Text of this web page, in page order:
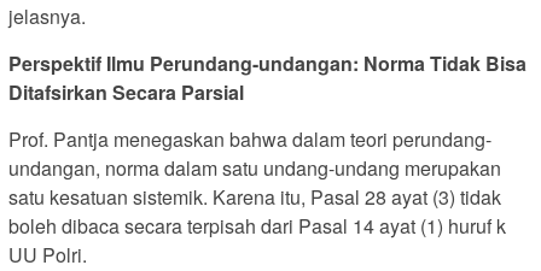
jelasnya.
Perspektif Ilmu Perundang-undangan: Norma Tidak Bisa
Ditafsirkan Secara Parsial
Prof. Pantja menegaskan bahwa dalam teori perundang-
undangan, norma dalam satu undang-undang merupakan
satu kesatuan sistemik. Karena itu, Pasal 28 ayat (3) tidak
boleh dibaca secara terpisah dari Pasal 14 ayat (1) huruf k
UU Polri.